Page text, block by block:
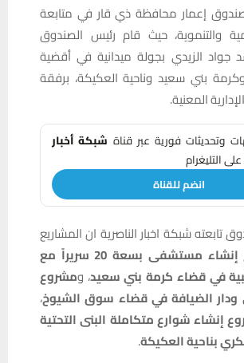
إعمار محافظة ذي قار في متابعة
والتنموية، حيث قام رئيس الصندوق
الزيدي بجولة ميدانية في أقضية
بني سعيد وناحية العكيكة، برفقة
المعنية.
وتحديثات فورية عبر قناة شبكة أخبار
على التليغرام
انضم للقناة
تابعته شبكة اخبار الناصرية ان المشاريع
مشروع إنشاء مستشفى بسعة 20 سريراً مع
في قضاء كرمة بني سعيد، ومشروع
ودار الضيافة في قضاء سوق الشيوخ،
إنشاء شوارع متكاملة البنى التحتية
بناحية العكيكة.